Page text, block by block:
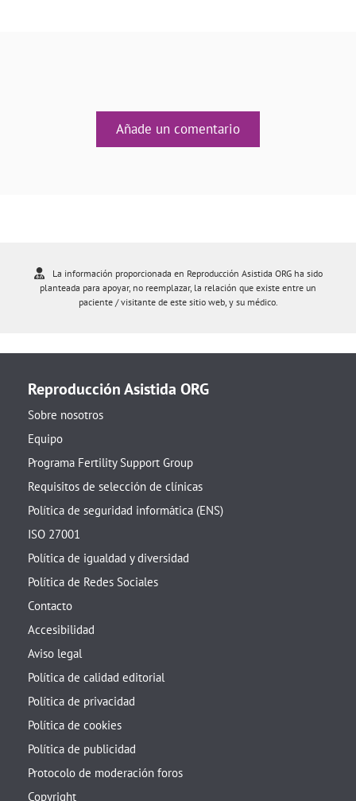
Añade un comentario
La información proporcionada en Reproducción Asistida ORG ha sido
planteada para apoyar, no reemplazar, la relación que existe entre un
paciente / visitante de este sitio web, y su médico.
Reproducción Asistida ORG
Sobre nosotros
Equipo
Programa Fertility Support Group
Requisitos de selección de clínicas
Política de seguridad informática (ENS)
ISO 27001
Política de igualdad y diversidad
Política de Redes Sociales
Contacto
Accesibilidad
Aviso legal
Política de calidad editorial
Política de privacidad
Política de cookies
Política de publicidad
Protocolo de moderación foros
Copyright